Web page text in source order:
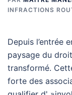
INFRACTIONS
Depuis l’entrée
paysage du
transformé.
forte des